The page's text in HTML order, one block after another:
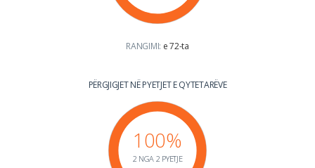
RANGIMI: e 72-ta
PËRGJIGJET NË PYETJET E QYTETARËVE
100%
2 NGA 2 PYETJE